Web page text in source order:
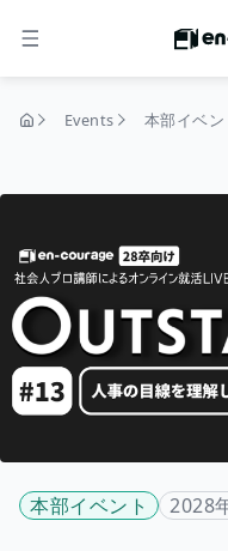
MENU
home Events 本部イベン
本部イベント 2028